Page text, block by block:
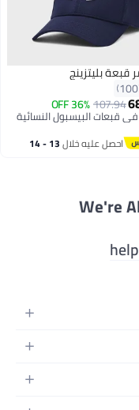
قبعة بليتزينج
100
107.94
36% OFF
احصل عليه خلال 13 - 14
We're